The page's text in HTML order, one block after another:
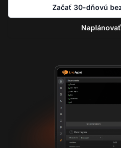
Začať 30-dňovú